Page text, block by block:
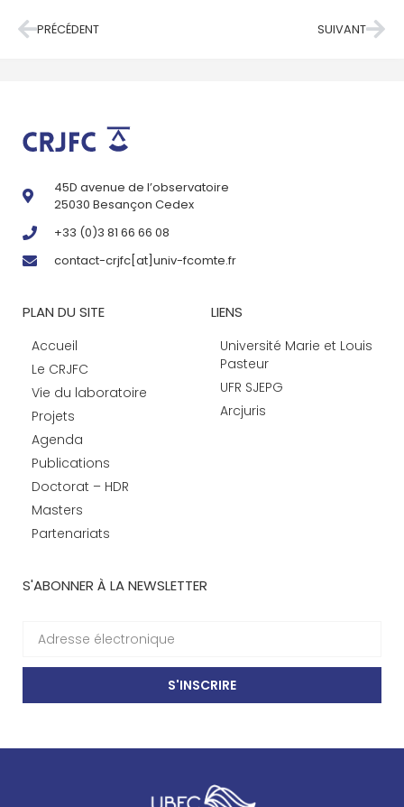
PRÉCÉDENT SUIVANT
45D avenue de l’observatoire
25030 Besançon Cedex
+33 (0)3 81 66 66 08
contact-crjfc[at]univ-fcomte.fr
PLAN DU SITE
Accueil
Le CRJFC
Vie du laboratoire
Projets
Agenda
Publications
Doctorat – HDR
Masters
Partenariats
LIENS
Université Marie et Louis
Pasteur
UFR SJEPG
Arcjuris
S'ABONNER À LA NEWSLETTER
S'INSCRIRE